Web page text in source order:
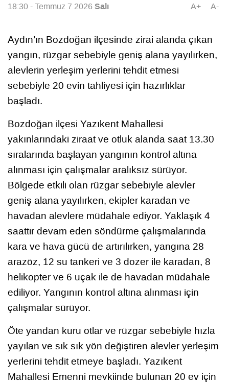
18:30 - Temmuz 7 2026 Salı A+ A-
Aydın’ın Bozdoğan ilçesinde zirai alanda çıkan
yangın, rüzgar sebebiyle geniş alana yayılırken,
alevlerin yerleşim yerlerini tehdit etmesi
sebebiyle 20 evin tahliyesi için hazırlıklar
başladı.
Bozdoğan ilçesi Yazıkent Mahallesi
yakınlarındaki ziraat ve otluk alanda saat 13.30
sıralarında başlayan yangının kontrol altına
alınması için çalışmalar aralıksız sürüyor.
Bölgede etkili olan rüzgar sebebiyle alevler
geniş alana yayılırken, ekipler karadan ve
havadan alevlere müdahale ediyor. Yaklaşık 4
saattir devam eden söndürme çalışmalarında
kara ve hava gücü de artırılırken, yangına 28
arazöz, 12 su tankeri ve 3 dozer ile karadan, 8
helikopter ve 6 uçak ile de havadan müdahale
ediliyor. Yangının kontrol altına alınması için
çalışmalar sürüyor.
Öte yandan kuru otlar ve rüzgar sebebiyle hızla
yayılan ve sık sık yön değiştiren alevler yerleşim
yerlerini tehdit etmeye başladı. Yazıkent
Mahallesi Emenni mevkiinde bulunan 20 ev için